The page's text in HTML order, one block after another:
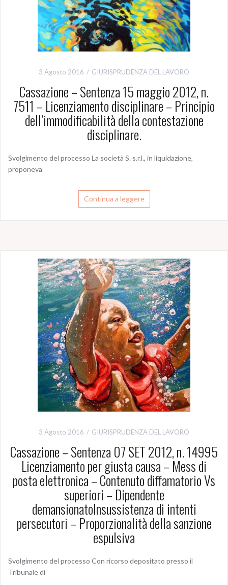
3 Agosto 2016 GIURISPRUDENZA DEL LAVORO
Cassazione – Sentenza 15 maggio 2012, n.
7511 – Licenziamento disciplinare – Principio
dell’immodificabilità della contestazione
disciplinare.
Svolgimento del processo La società S. s.r.l., in liquidazione,
proponeva
Continua a leggere
3 Agosto 2016 GIURISPRUDENZA DEL LAVORO
Cassazione – Sentenza 07 SET 2012, n. 14995
Licenziamento per giusta causa – Mess di
posta elettronica – Contenuto diffamatorio Vs
superiori – Dipendente
demansionatoInsussistenza di intenti
persecutori – Proporzionalità della sanzione
espulsiva
Svolgimento del processo Con ricorso depositato presso il
Tribunale di